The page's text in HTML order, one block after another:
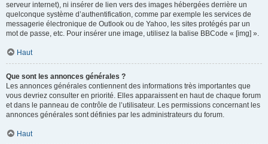
serveur internet), ni insérer de lien vers des images hébergées derrière un
quelconque système d’authentification, comme par exemple les services de
messagerie électronique de Outlook ou de Yahoo, les sites protégés par un
mot de passe, etc. Pour insérer une image, utilisez la balise BBCode « [img] ».
Haut
Que sont les annonces générales ?
Les annonces générales contiennent des informations très importantes que
vous devriez consulter en priorité. Elles apparaissent en haut de chaque forum
et dans le panneau de contrôle de l’utilisateur. Les permissions concernant les
annonces générales sont définies par les administrateurs du forum.
Haut